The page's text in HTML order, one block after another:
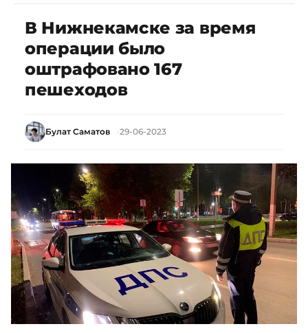
В Нижнекамске за время
операции было
оштрафовано 167
пешеходов
Булат Саматов 29-06-2023